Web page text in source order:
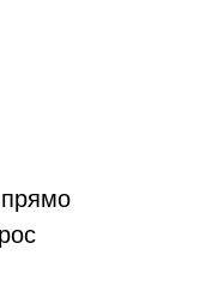
прямо